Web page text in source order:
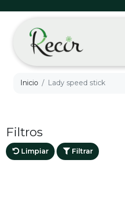
Inicio Lady speed stick
Filtros
Limpiar Filtrar